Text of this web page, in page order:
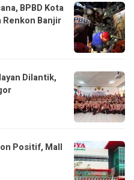
BPBD Kota
Renkon Banjir
Dilantik,
Positif, Mall